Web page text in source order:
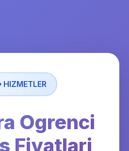
HIZMETLER
Ogrenci
Fiyatlari